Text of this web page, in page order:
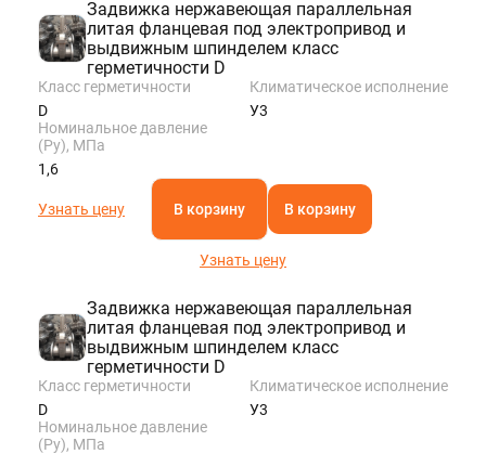
Задвижка нержавеющая параллельная
литая фланцевая под электропривод и
выдвижным шпинделем класс
герметичности D
Класс герметичности
D
Климатическое исполнение
У3
Номинальное давление
(Ру), МПа
1,6
Узнать цену В корзину В корзину
Узнать цену
Задвижка нержавеющая параллельная
литая фланцевая под электропривод и
выдвижным шпинделем класс
герметичности D
Класс герметичности
D
Климатическое исполнение
У3
Номинальное давление
(Ру), МПа